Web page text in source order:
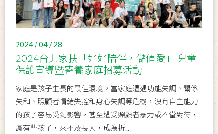
2024 / 04 / 28
2024台北家扶「好好陪伴，儲值愛」 兒童
保護宣導暨寄養家庭招募活動
家庭是孩子生長的最佳環境，當家庭遭遇功能失調、關係
失和、照顧者情緒失控和身心失調等危機，沒有自主能力
的孩子容易受到影響，甚至遭受照顧者暴力或不當對待，
讓有些孩子，來不及長大，成為折...